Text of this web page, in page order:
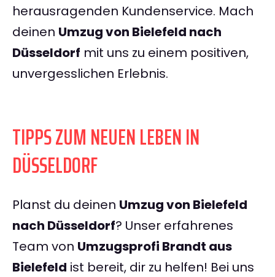
herausragenden Kundenservice. Mach
deinen Umzug von Bielefeld nach
Düsseldorf mit uns zu einem positiven,
unvergesslichen Erlebnis.
TIPPS ZUM NEUEN LEBEN IN
DÜSSELDORF
Planst du deinen Umzug von Bielefeld
nach Düsseldorf? Unser erfahrenes
Team von Umzugsprofi Brandt aus
Bielefeld ist bereit, dir zu helfen! Bei uns